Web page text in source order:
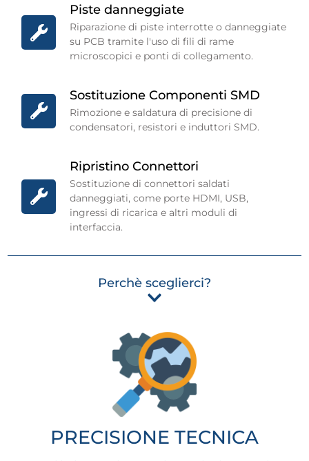
Piste danneggiate
Riparazione di piste interrotte o danneggiate
su PCB tramite l'uso di fili di rame
microscopici e ponti di collegamento.
Sostituzione Componenti SMD
Rimozione e saldatura di precisione di
condensatori, resistori e induttori SMD.
Ripristino Connettori
Sostituzione di connettori saldati
danneggiati, come porte HDMI, USB,
ingressi di ricarica e altri moduli di
interfaccia.
Perchè sceglierci?
PRECISIONE TECNICA